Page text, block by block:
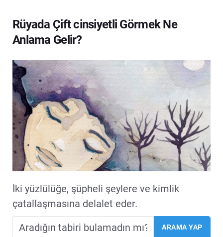
Rüyada Çift cinsiyetli Görmek Ne
Anlama Gelir?
İki yüzlülüğe, şüpheli şeylere ve kimlik
çatallaşmasına delalet eder.